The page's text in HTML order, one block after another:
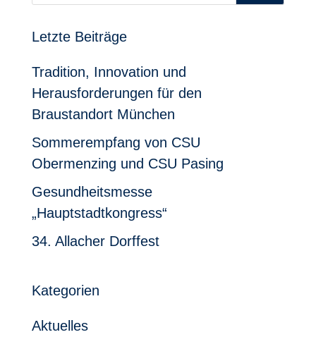
Letzte Beiträge
Tradition, Innovation und
Herausforderungen für den
Braustandort München
Sommerempfang von CSU
Obermenzing und CSU Pasing
Gesundheitsmesse
„Hauptstadtkongress“
34. Allacher Dorffest
Kategorien
Aktuelles